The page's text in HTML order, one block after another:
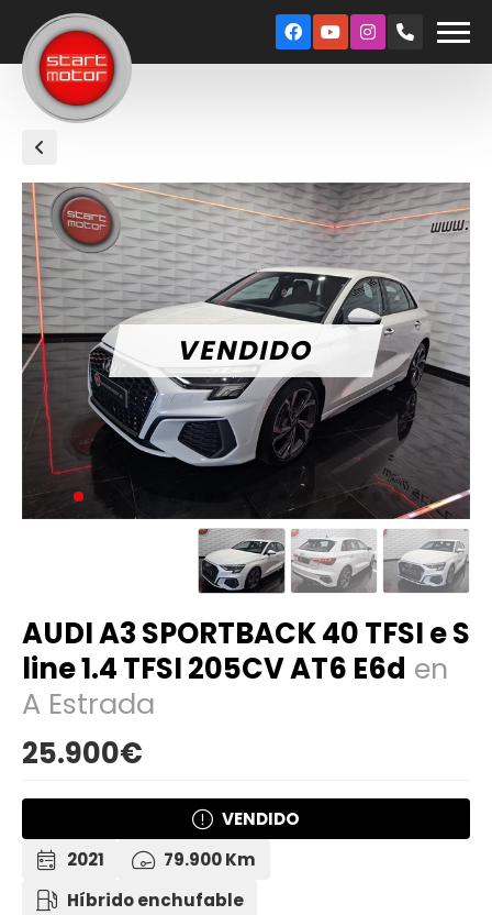
AUDI A3 SPORTBACK 40 TFSI e S
line 1.4 TFSI 205CV AT6 E6d en
A Estrada
25.900€
VENDIDO
2021
79.900 Km
Híbrido enchufable